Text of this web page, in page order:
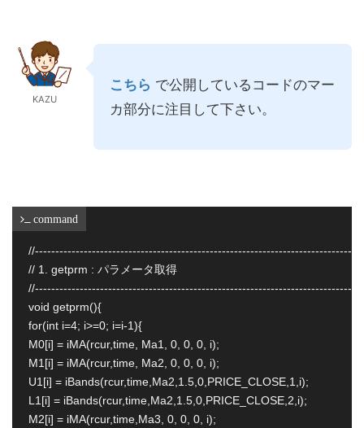
KAZU
こちら で公開しているコードのマー
カ部分に注目して下さい。
command
// 1. getprm : パラメータ取得
void getprm(){
for(int i=4; i>=0; i=i-1){
M0[i] = iMA(rcur,time, Ma1, 0, 0, 0, i);
M1[i] = iMA(rcur,time, Ma2, 0, 0, 0, i);
U1[i] = iBands(rcur,time,Ma2,1.5,0,PRICE_CLOSE,1,i);
L1[i] = iBands(rcur,time,Ma2,1.5,0,PRICE_CLOSE,2,i);
M2[i] = iMA(rcur,time,Ma3, 0, 0, 0, i);